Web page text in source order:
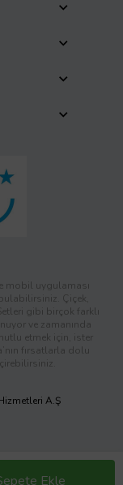
Ekle
mobil uygulaması
Çiçek,
gibi birçok farklı
ve zamanında
etmek için, ister
fırsatlarla dolu
A.Ş